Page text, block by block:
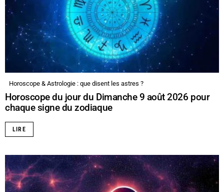
Horoscope & Astrologie : que disent les astres ?
Horoscope du jour du Dimanche 9 août 2026 pour
chaque signe du zodiaque
LIRE